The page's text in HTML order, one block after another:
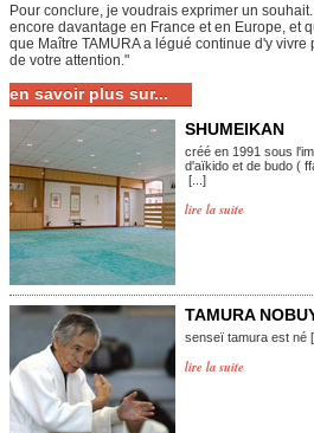
Pour conclure, je voudrais exprimer un
encore davantage en France et en Europe, et
que Maître TAMURA a légué continue d'y
de votre attention."
en savoir plus sur...
SHUMEIKAN
créé en 1991 sous
d'aïkido et de budo (
[...]
lire la suite
TAMURA
senseï tamura est né
lire la suite